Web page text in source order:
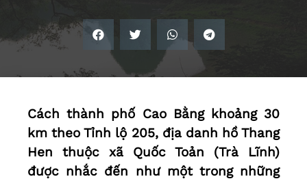
Cách thành phố Cao Bằng khoảng 30
km theo Tỉnh lộ 205, địa danh hồ Thang
Hen thuộc xã Quốc Toản (Trà Lĩnh)
được nhắc đến như một trong những